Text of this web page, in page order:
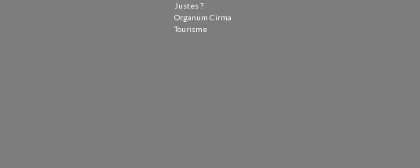
Justes ?
Organum Cirma
Tourisme